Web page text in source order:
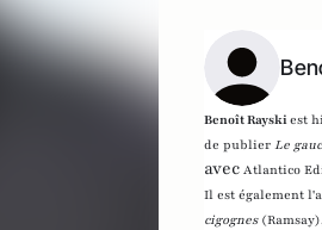
Benoît Rayskiest
de publierLe
avecAtlantico
Il est également
cigognes